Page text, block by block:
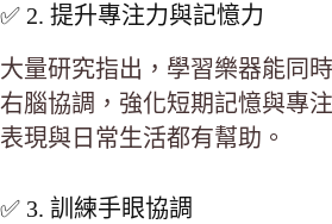
✅ 2. 提升專注力與記憶力
大量研究指出，學習樂器能同
右腦協調，強化短期記憶與專
表現與日常生活都有幫助。
✅ 3. 訓練手眼協調